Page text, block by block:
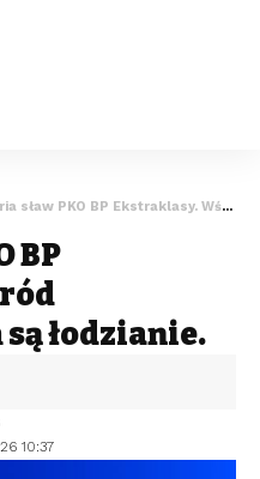
PKO BP Ekstraklasy. Wśród uhonorowanych są łodzianie.
BP
łodzianie.
10:37